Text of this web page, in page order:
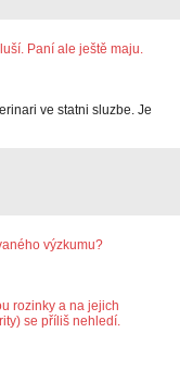
Paní ale ještě maju.
ve statni sluzbe. Je
výzkumu?
rozinky a na jejich
se příliš nehledí.